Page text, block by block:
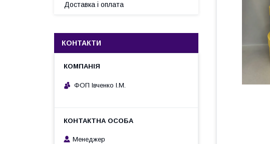
Доставка і оплата
КОНТАКТИ
ФОП Івченко І.М.
Менеджер